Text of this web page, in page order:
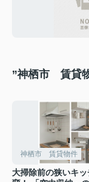
”神栖市 賃貸
神栖市 賃貸物件
大掃除前の狭いキ